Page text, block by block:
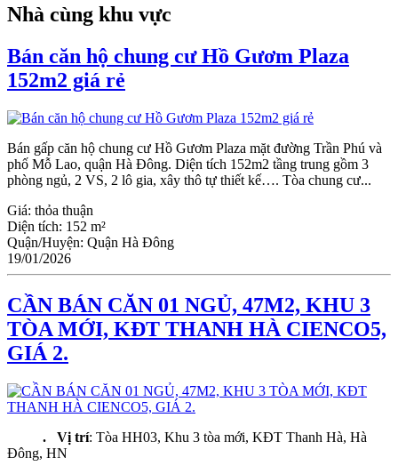
Nhà cùng khu vực
Bán căn hộ chung cư Hồ Gươm Plaza
152m2 giá rẻ
Bán gấp căn hộ chung cư Hồ Gươm Plaza mặt đường Trần Phú và
phố Mỗ Lao, quận Hà Đông. Diện tích 152m2 tầng trung gồm 3
phòng ngủ, 2 VS, 2 lô gia, xây thô tự thiết kế…. Tòa chung cư...
Giá: thỏa thuận
Diện tích: 152 m²
Quận/Huyện: Quận Hà Đông
19/01/2026
CẦN BÁN CĂN 01 NGỦ, 47M2, KHU 3
TÒA MỚI, KĐT THANH HÀ CIENCO5,
GIÁ 2.
. Vị trí: Tòa HH03, Khu 3 tòa mới, KĐT Thanh Hà, Hà
Đông, HN